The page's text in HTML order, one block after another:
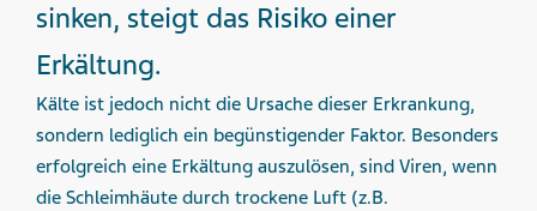
sinken, steigt das Risiko einer
Erkältung.
Kälte ist jedoch nicht die Ursache dieser Erkrankung,
sondern lediglich ein begünstigender Faktor. Besonders
erfolgreich eine Erkältung auszulösen, sind Viren, wenn
die Schleimhäute durch trockene Luft (z.B.